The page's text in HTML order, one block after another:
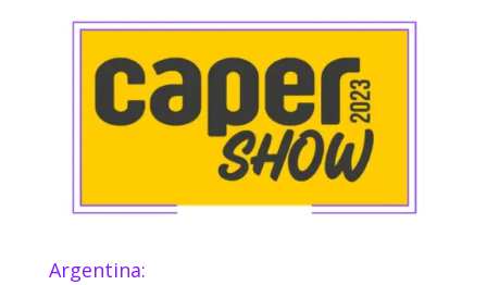
Argentina: